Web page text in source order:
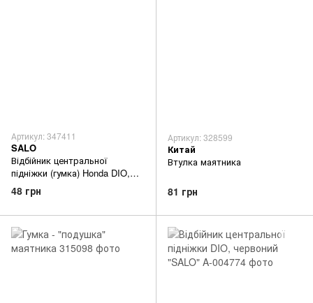
Артикул: 347411
SALO
Відбійник центральної
підніжки (гумка) Honda DIO,
синя
48 грн
Артикул: 328599
Китай
Втулка маятника
81 грн